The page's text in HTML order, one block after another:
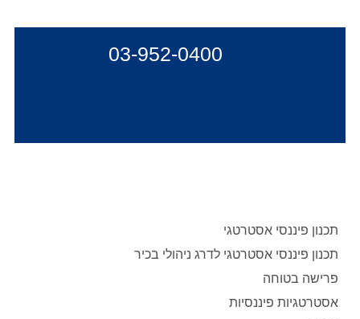
03-952-0400
תכנון פיננסי אסטרטגי
תכנון פיננסי אסטרטגי לדרג ניהולי בכיר
פרישה בטוחה
אסטרטגיות פיננסיות